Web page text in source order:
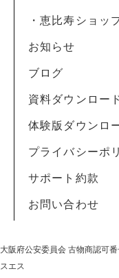
・恵比寿ショッ
お知らせ
ブログ
資料ダウンロー
体験版ダウンロ
プライバシーポ
サポート約款
お問い合わせ
大阪府公安委員会 古物商認可
スエス